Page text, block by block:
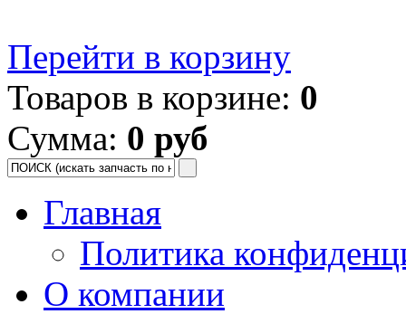
Перейти в корзину
Товаров в корзине: 0
Сумма: 0 руб
Главная
Политика
О компании